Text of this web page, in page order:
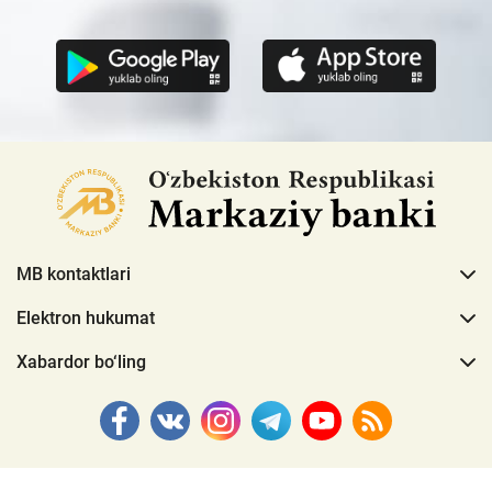
MB kontaktlari
Elektron hukumat
Xabardor bo‘ling